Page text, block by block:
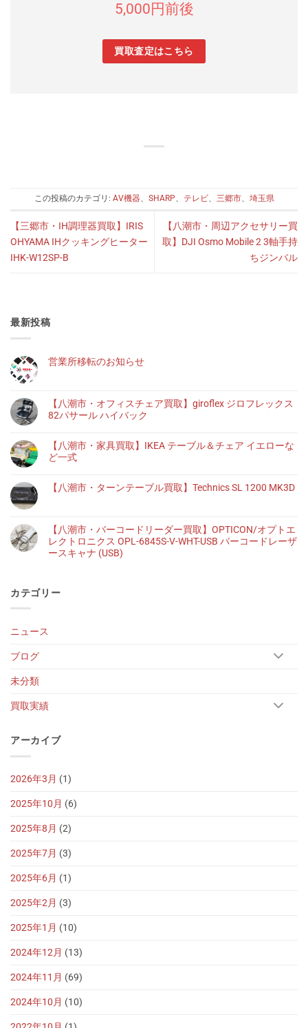
5,000円前後
買取査定はこちら
この投稿のカテゴリ: AV機器、 SHARP、 テレビ、 三郷市、 埼玉県
【三郷市・IH調理器買取】IRIS
OHYAMA IHクッキングヒーター
IHK-W12SP-B
【八潮市・周辺アクセサリー買
取】DJI Osmo Mobile 2 3軸手持
ちジンバル
最新投稿
営業所移転のお知らせ
【八潮市・オフィスチェア買取】giroflex ジロフレックス
82パサール ハイバック
【八潮市・家具買取】IKEA テーブル＆チェア イエローな
ど一式
【八潮市・ターンテーブル買取】Technics SL 1200 MK3D
【八潮市・バーコードリーダー買取】OPTICON/オプトエ
レクトロニクス OPL-6845S-V-WHT-USB バーコードレーザ
ースキャナ (USB)
カテゴリー
ニュース
ブログ
未分類
買取実績
アーカイブ
2026年3月 (1)
2025年10月 (6)
2025年8月 (2)
2025年7月 (3)
2025年6月 (1)
2025年2月 (3)
2025年1月 (10)
2024年12月 (13)
2024年11月 (69)
2024年10月 (10)